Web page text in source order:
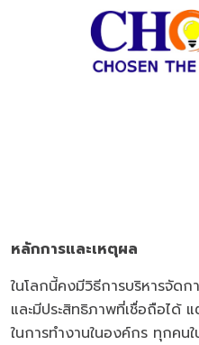
หลักการและเหตุผล
ในโลกนี้คงมีวิธีการบริหารจัด
และมีประสิทธิภาพที่เชื่อถือได้
ในการทำงานในองค์กร ทุกคน